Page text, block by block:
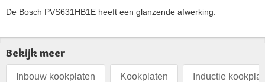
De Bosch PVS631HB1E heeft een glanzende afwerking.
Bekijk meer
Inbouw kookplaten Kookplaten Inductie